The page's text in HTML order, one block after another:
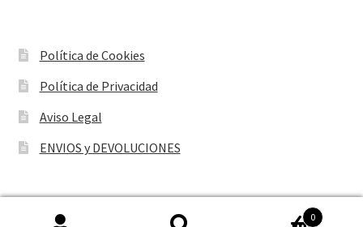
Política de Cookies
Política de Privacidad
Aviso Legal
ENVIOS y DEVOLUCIONES
0